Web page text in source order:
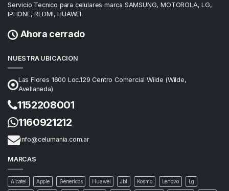
Servicio Tecnico para celulares marca SAMSUNG, MOTOROLA, LG,
IPHONE, REDMI, HUAWEI.
Ahora cerrado
NUESTRA UBICACION
Las Flores 1600 Loc.129 Centro Comercial Wilde (Wilde,
Avellaneda)
1152208001
1160921212
info@celumania.com.ar
MARCAS
Alcatel Apple Genericos Huawei Jbl Kosmo Lenovo Lg